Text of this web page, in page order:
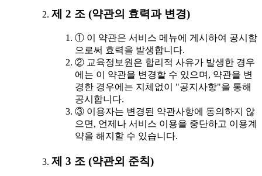
제 2 조 (약관의 효력과 변경)
① 이 약관은 서비스 메뉴에 게시하여 공시함
으로써 효력을 발생합니다.
② 교육정보원은 합리적 사유가 발생한 경우
에는 이 약관을 변경할 수 있으며, 약관을 변
경한 경우에는 지체없이 "공지사항"을 통해
공시합니다.
③ 이용자는 변경된 약관사항에 동의하지 않
으면, 언제나 서비스 이용을 중단하고 이용계
약을 해지할 수 있습니다.
제 3 조 (약관외 준칙)